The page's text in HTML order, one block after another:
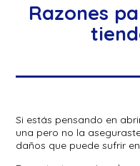
Razones
Si estás pensando en
una pero no la
daños que puede sufrir